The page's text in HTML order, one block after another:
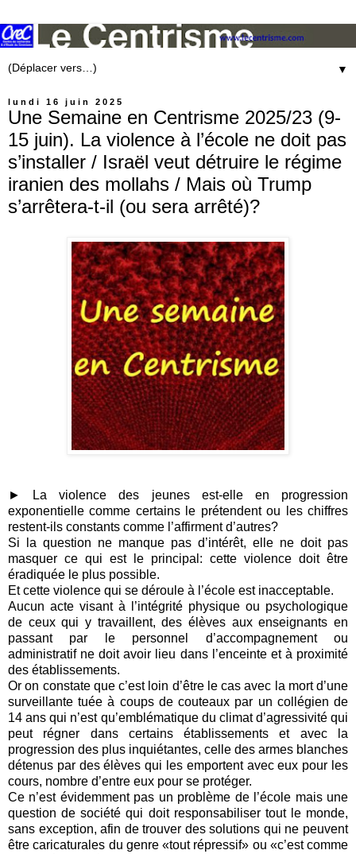
▼
lundi 16 juin 2025
Une Semaine en Centrisme 2025/23 (9-
15 juin). La violence à l’école ne doit pas
s’installer / Israël veut détruire le régime
iranien des mollahs / Mais où Trump
s’arrêtera-t-il (ou sera arrêté)?
► La violence des jeunes est-elle en progression
exponentielle comme certains le prétendent ou les chiffres
restent-ils constants comme l’affirment d’autres?
Si la question ne manque pas d’intérêt, elle ne doit pas
masquer ce qui est le principal: cette violence doit être
éradiquée le plus possible.
Et cette violence qui se déroule à l’école est inacceptable.
Aucun acte visant à l’intégrité physique ou psychologique
de ceux qui y travaillent, des élèves aux enseignants en
passant par le personnel d’accompagnement ou
administratif ne doit avoir lieu dans l’enceinte et à proximité
des établissements.
Or on constate que c’est loin d’être le cas avec la mort d’une
surveillante tuée à coups de couteaux par un collégien de
14 ans qui n’est qu’emblématique du climat d’agressivité qui
peut régner dans certains établissements et avec la
progression des plus inquiétantes, celle des armes blanches
détenus par des élèves qui les emportent avec eux pour les
cours, nombre d’entre eux pour se protéger.
Ce n’est évidemment pas un problème de l’école mais une
question de société qui doit responsabiliser tout le monde,
sans exception, afin de trouver des solutions qui ne peuvent
être caricaturales du genre «tout répressif» ou «c’est comme